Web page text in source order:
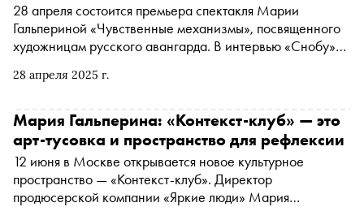
28 апреля 2025 г.
28 апреля состоится премьера спектакля Марии
Гальпериной «Чувственные механизмы», посвященного
художницам русского авангарда. В интервью «Снобу»
бульвар» рассказывает о независимых постановках,
нужны театральные фестивали
Мария Гальперина: «Контекст-клуб» — это
арт-тусовка и пространство для рефлексии
12 июня в Москве открывается новое культурное
пространство — «Контекст-клуб». Директор
продюсерской компании «Яркие люди» Мария